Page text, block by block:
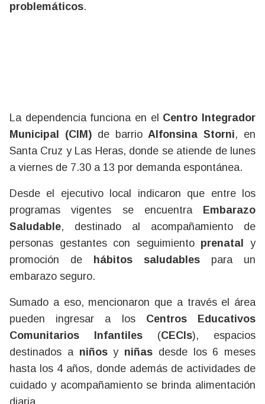
problemáticos.
La dependencia funciona en el Centro Integrador
Municipal (CIM)de barrioAlfonsina Storni, en
Santa Cruz y Las Heras, donde se atiende de lunes
a viernes de 7.30 a 13 por demanda espontánea.
Desde el ejecutivo local indicaron que entre los
programas vigentes se encuentra
Embarazo
Saludable, destinado al acompañamiento de
personas gestantes con seguimiento prenataly
promoción de
hábitos saludables para un
embarazo seguro.
Sumado a eso, mencionaron que a través el área
pueden ingresar a los Centros Educativos
Comunitarios Infantiles (CECIs), espacios
destinados a niñosy niñas desde los 6 meses
hasta los 4 años, donde además de actividades de
cuidado y acompañamiento se brinda alimentación
diaria.